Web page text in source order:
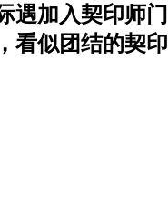
加入契印师
似团结的契